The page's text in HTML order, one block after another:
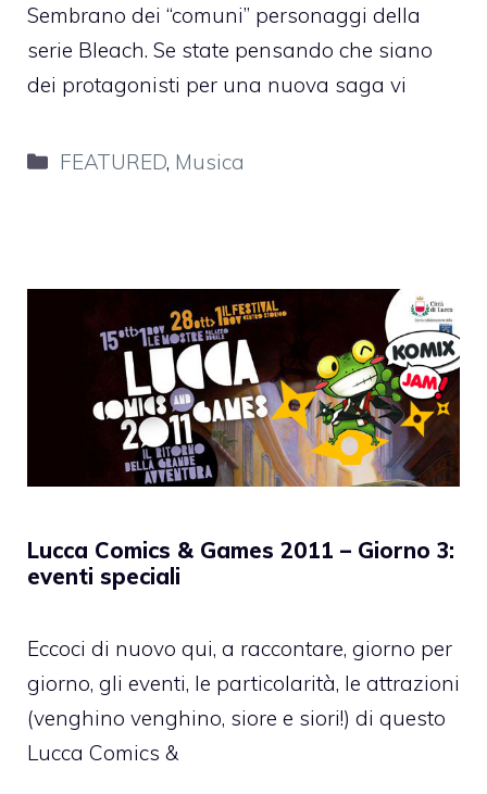
Sembrano dei “comuni” personaggi della
serie Bleach. Se state pensando che siano
dei protagonisti per una nuova saga vi
Categorie
FEATURED, Musica
Lucca Comics & Games 2011 – Giorno 3:
eventi speciali
Eccoci di nuovo qui, a raccontare, giorno per
giorno, gli eventi, le particolarità, le attrazioni
(venghino venghino, siore e siori!) di questo
Lucca Comics &